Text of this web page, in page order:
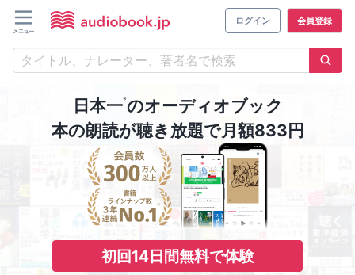
ログイン 会員登録
日本一※のオーディオブック
本の朗読が聴き放題で月額833円
初回14日間無料で体験